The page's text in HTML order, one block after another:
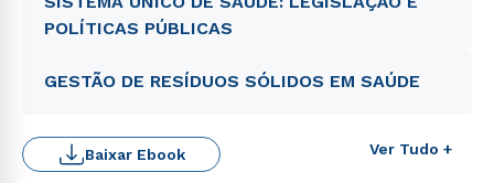
POLÍTICAS PÚBLICAS
GESTÃO DE RESÍDUOS SÓLIDOS EM SAÚDE
Ver Tudo +
Baixar Ebook